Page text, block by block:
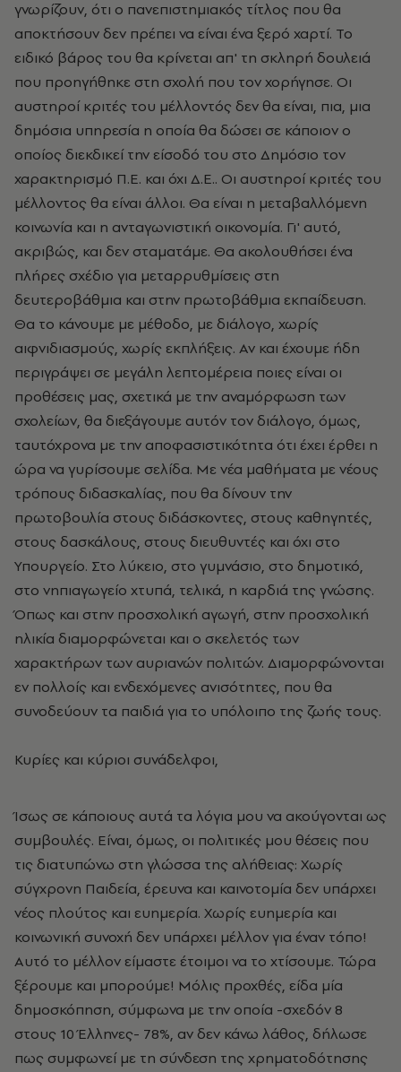
γνωρίζουν, ότι ο πανεπιστημιακός τίτλος που θα
αποκτήσουν δεν πρέπει να είναι ένα ξερό χαρτί. Το
ειδικό βάρος του θα κρίνεται απ' τη σκληρή δουλειά
που προηγήθηκε στη σχολή που τον χορήγησε. Οι
αυστηροί κριτές του μέλλοντός δεν θα είναι, πια, μια
δημόσια υπηρεσία η οποία θα δώσει σε κάποιον ο
οποίος διεκδικεί την είσοδό του στο Δημόσιο τον
χαρακτηρισμό Π.Ε. και όχι Δ.Ε.. Οι αυστηροί κριτές του
μέλλοντος θα είναι άλλοι. Θα είναι η μεταβαλλόμενη
κοινωνία και η ανταγωνιστική οικονομία. Γι' αυτό,
ακριβώς, και δεν σταματάμε. Θα ακολουθήσει ένα
πλήρες σχέδιο για μεταρρυθμίσεις στη
δευτεροβάθμια και στην πρωτοβάθμια εκπαίδευση.
Θα το κάνουμε με μέθοδο, με διάλογο, χωρίς
αιφνιδιασμούς, χωρίς εκπλήξεις. Αν και έχουμε ήδη
περιγράψει σε μεγάλη λεπτομέρεια ποιες είναι οι
προθέσεις μας, σχετικά με την αναμόρφωση των
σχολείων, θα διεξάγουμε αυτόν τον διάλογο, όμως,
ταυτόχρονα με την αποφασιστικότητα ότι έχει έρθει η
ώρα να γυρίσουμε σελίδα. Με νέα μαθήματα με νέους
τρόπους διδασκαλίας, που θα δίνουν την
πρωτοβουλία στους διδάσκοντες, στους καθηγητές,
στους δασκάλους, στους διευθυντές και όχι στο
Υπουργείο. Στο λύκειο, στο γυμνάσιο, στο δημοτικό,
στο νηπιαγωγείο χτυπά, τελικά, η καρδιά της γνώσης.
Όπως και στην προσχολική αγωγή, στην προσχολική
ηλικία διαμορφώνεται και ο σκελετός των
χαρακτήρων των αυριανών πολιτών. Διαμορφώνονται
εν πολλοίς και ενδεχόμενες ανισότητες, που θα
συνοδεύουν τα παιδιά για το υπόλοιπο της ζωής τους.
Κυρίες και κύριοι συνάδελφοι,
Ίσως σε κάποιους αυτά τα λόγια μου να ακούγονται ως
συμβουλές. Είναι, όμως, οι πολιτικές μου θέσεις που
τις διατυπώνω στη γλώσσα της αλήθειας: Χωρίς
σύγχρονη Παιδεία, έρευνα και καινοτομία δεν υπάρχει
νέος πλούτος και ευημερία. Χωρίς ευημερία και
κοινωνική συνοχή δεν υπάρχει μέλλον για έναν τόπο!
Αυτό το μέλλον είμαστε έτοιμοι να το χτίσουμε. Τώρα
ξέρουμε και μπορούμε! Μόλις προχθές, είδα μία
δημοσκόπηση, σύμφωνα με την οποία -σχεδόν 8
στους 10 Έλληνες- 78%, αν δεν κάνω λάθος, δήλωσε
πως συμφωνεί με τη σύνδεση της χρηματοδότησης